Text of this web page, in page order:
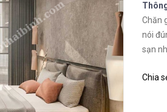
Chăn
nói
sạn
Chia